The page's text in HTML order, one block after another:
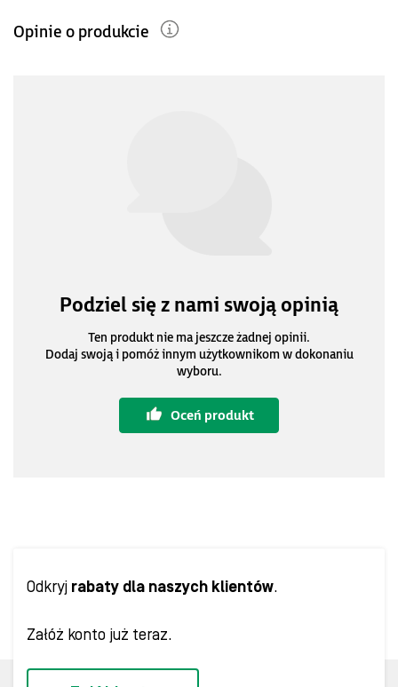
Opinie o produkcie
Podziel się z nami swoją opinią
Ten produkt nie ma jeszcze żadnej opinii.
Dodaj swoją i pomóż innym użytkownikom w dokonaniu
wyboru.
Oceń produkt
Odkryj rabaty dla naszych klientów.
Załóż konto już teraz.